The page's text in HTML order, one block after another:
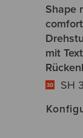
Shape
comfort
mit
SH